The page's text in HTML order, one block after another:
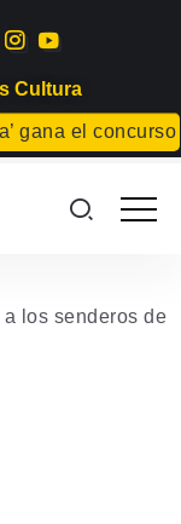
Cultura
el concurso
este
los senderos de